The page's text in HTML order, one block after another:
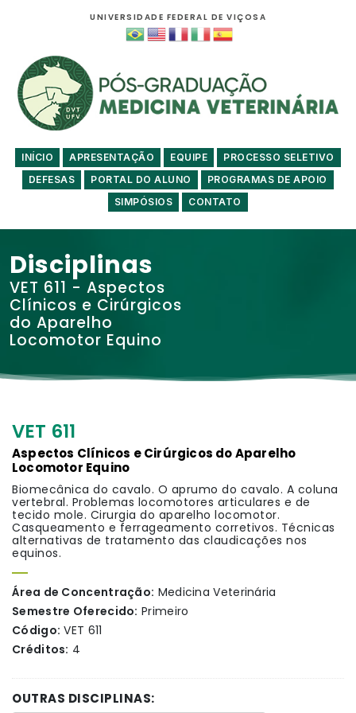
UNIVERSIDADE FEDERAL DE VIÇOSA
INÍCIO APRESENTAÇÃO EQUIPE
PROCESSO SELETIVO
DEFESAS
PORTAL DO ALUNO
PROGRAMAS DE APOIO
SIMPÓSIOS
CONTATO
Disciplinas
VET 611 - Aspectos
Clínicos e Cirúrgicos
do Aparelho
Locomotor Equino
VET 611
Aspectos Clínicos e Cirúrgicos do Aparelho
Locomotor Equino
Biomecânica do cavalo. O aprumo do cavalo. A coluna
vertebral. Problemas locomotores articulares e de
tecido mole. Cirurgia do aparelho locomotor.
Casqueamento e ferrageamento corretivos. Técnicas
alternativas de tratamento das claudicações nos
equinos.
Área de Concentração: Medicina Veterinária
Semestre Oferecido: Primeiro
Código: VET 611
Créditos: 4
OUTRAS DISCIPLINAS: